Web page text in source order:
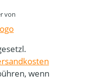
von
wenn